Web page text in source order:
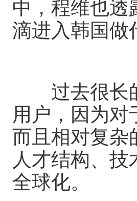
中，程维也透
滴进入韩国做
过去很长的
用户，因为
而且相对复杂
人才结构、
全球化。